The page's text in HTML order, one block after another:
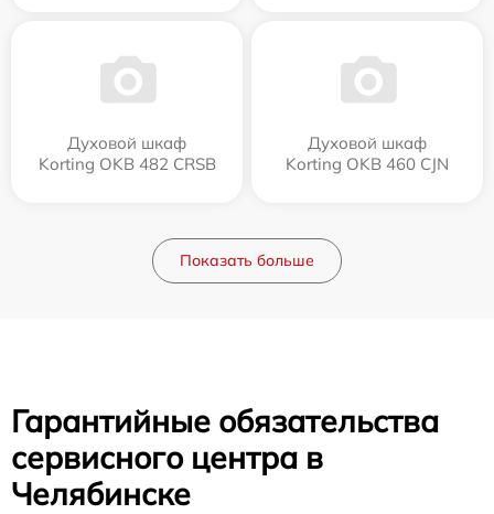
Духовой шкаф
Korting OKB 482 CRSB
Духовой шкаф
Korting OKB 460 CJN
Показать больше
Гарантийные обязательства
сервисного центра в
Челябинске